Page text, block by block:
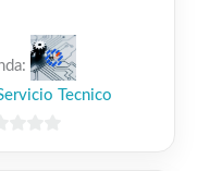
Tecnico